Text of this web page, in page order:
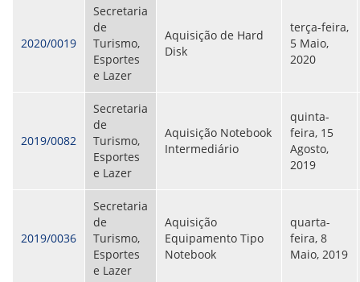
COMISSÕES
LICITAÇÕES
ATAS DE REGISTRO DE PREÇOS
REGULAMENTO INTERNO DE LICITAÇÕES E
CONTRATO
GESTÃO DE PESSOAS
COLABORADORES
PARTICIPAÇÃO NOS LUCROS E RESULTADOS
CONSULTA MEUS RECURSOS PLR
CONSULTA TODOS RECURSOS PLR
CONSULTA QUESTIONAMENTO / ESCLARECIMENTO
2020/0019
Secretaria
de
Turismo,
Esportes
e Lazer
Aquisição de Hard
Disk
terça-feira,
5 Maio,
2020
2019/0082
Secretaria
de
Turismo,
Esportes
e Lazer
Aquisição Notebook
Intermediário
quinta-
feira, 15
Agosto,
2019
2019/0036
Secretaria
de
Turismo,
Esportes
e Lazer
Aquisição
Equipamento Tipo
Notebook
quarta-
feira, 8
Maio, 2019